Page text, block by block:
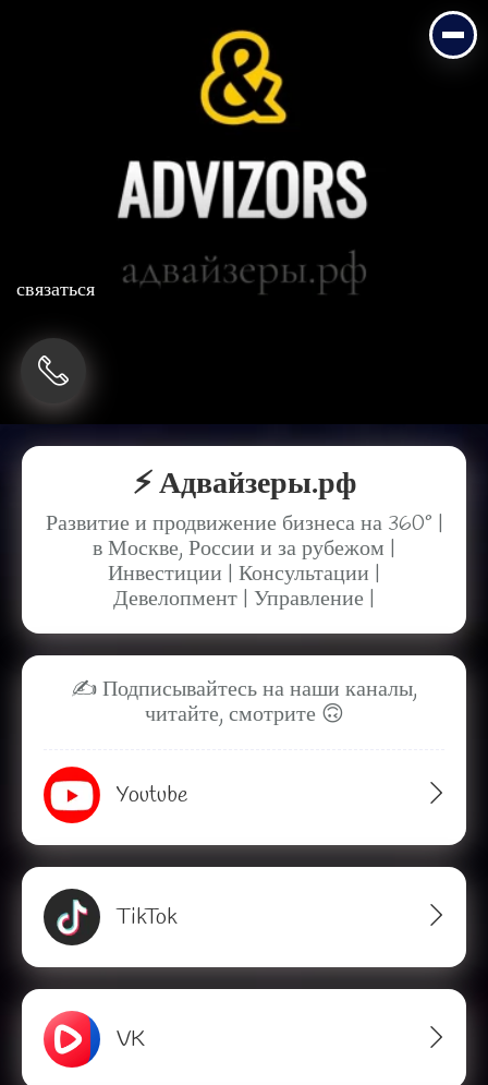
связаться
Add your Digital Business Card to Wallet
Add to Gallery
связаться
⚡ Адвайзеры.рф
Развитие и продвижение бизнеса на 360° |
в Москве, России и за рубежом |
Инвестиции | Консультации |
Девелопмент | Управление |
✍️ Подписывайтесь на наши каналы,
читайте, смотрите 🙃
Youtube
TikTok
VK